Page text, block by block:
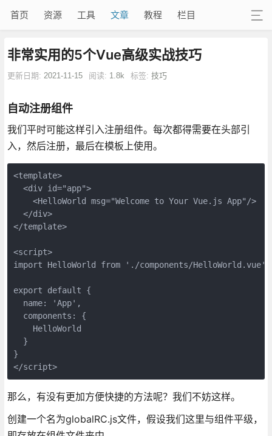
首页 资源 工具 文章 教程 栏目
非常实用的5个Vue高级实战技巧
更新日期: 2021-11-15 阅读: 1.8k 标签: 技巧
自动注册组件
我们平时可能这样引入注册组件。每次都得需要在头部引
入，然后注册，最后在模板上使用。
<template>
  <div id="app">
    <HelloWorld msg="Welcome to Your Vue.js App"/>
  </div>
</template>
<script>
import HelloWorld from './components/HelloWorld.vue'
export default {
  name: 'App',
  components: {
    HelloWorld
  }
}
</script>
那么，有没有更加方便快捷的方法呢？我们不妨这样。
创建一个名为globalRC.js文件，假设我们这里与组件平级，